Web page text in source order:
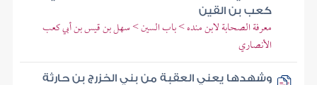
كعب بن القين
معرفة الصحابة لابن منده > باب السين > سهل بن قيس بن أبي كعب
الأنصاري
وشهدها يعني العقبة من بني الخزرج بن حارثة